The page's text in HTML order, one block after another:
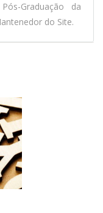
Graduação da
do Site.